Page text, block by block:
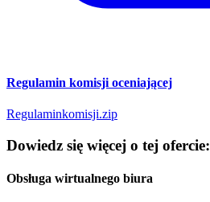
Regulamin komisji oceniającej
Regulaminkomisji.zip
Dowiedz się więcej o tej ofercie:
Obsługa wirtualnego biura